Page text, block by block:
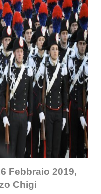
Febbraio 2019,
Chigi